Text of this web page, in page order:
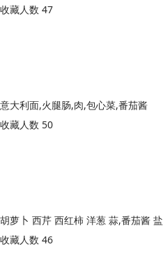
收藏人数 47
意大利面,火腿肠,肉,包心菜,番茄酱
收藏人数 50
胡萝卜 西芹 西红柿 洋葱 蒜,番茄酱 盐
收藏人数 46